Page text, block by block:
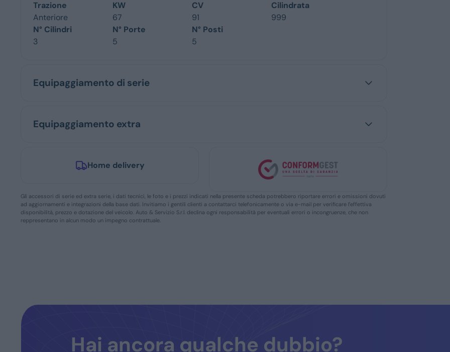
Trazione
Anteriore
KW
67
CV
91
Cilindrata
999
N° Cilindri
3
N° Porte
5
N° Posti
5
Equipaggiamento di serie
Equipaggiamento extra
Home delivery
Gli accessori di serie ed extra serie, i dati tecnici, le foto e i prezzi indicati nella presente scheda potrebbero riportare errori e omissioni dovuti
ad aggiornamenti e integrazioni della base dati. Invitiamo i gentili clienti a contattarci telefonicamente o via e-mail per verificare l’effettiva
disponibilità, prezzo e dotazione del veicolo. Auto & Servizio S.r.l. declina ogni responsabilità per eventuali errori o incongruenze, che non
reppresentano in alcun modo un impegno contrattuale.
Hai ancora qualche dubbio?